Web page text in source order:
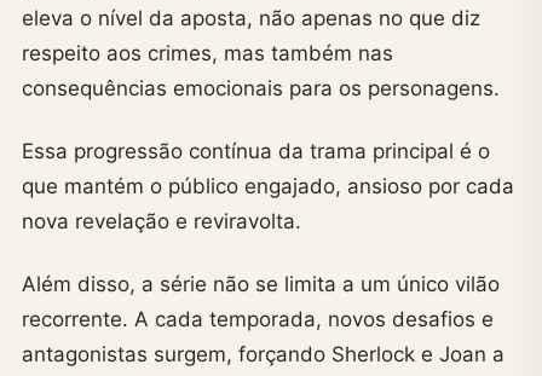
eleva o nível da aposta, não apenas no que diz
respeito aos crimes, mas também nas
consequências emocionais para os personagens.
Essa progressão contínua da trama principal é o
que mantém o público engajado, ansioso por cada
nova revelação e reviravolta.
Além disso, a série não se limita a um único vilão
recorrente. A cada temporada, novos desafios e
antagonistas surgem, forçando Sherlock e Joan a